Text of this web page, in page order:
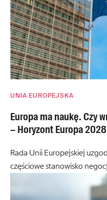
UNIA EUROPEJSKA
Europa ma naukę. Czy
– Horyzont Europa
Rada Unii Europejskiej
częściowe stanowisko